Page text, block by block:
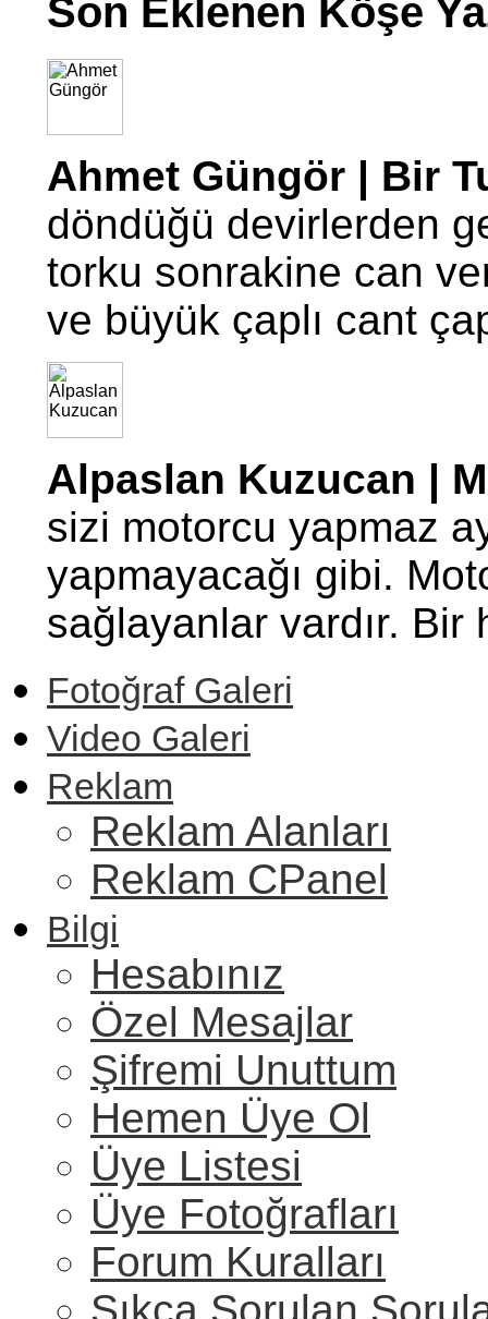
Son Eklenen Köşe
Ahmet Güngör | Bir
döndüğü devirlerden
torku sonrakine can
ve büyük çaplı cant
Alpaslan Kuzucan |
sizi motorcu yapmaz
yapmayacağı gibi.
sağlayanlar vardır.
Fotoğraf Galeri
Video Galeri
Reklam
Reklam Alanları
Reklam CPanel
Bilgi
Hesabınız
Özel Mesajlar
Şifremi Unuttum
Hemen Üye Ol
Üye Listesi
Üye Fotoğrafları
Forum Kuralları
Sıkça Sorulan